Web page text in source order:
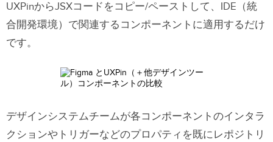
UXPinからJSXコードをコピー/ペーストして、IDE（統
合開発環境） で関連するコンポーネントに適用するだけ
です。
デザインシステムチームが各コンポーネントのインタラ
クションやトリガーなどのプロパティを既にレポジトリ